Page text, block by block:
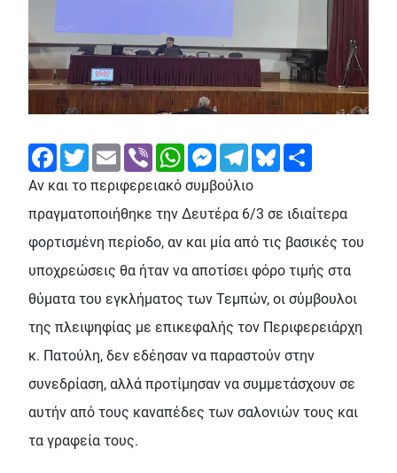
FacebookTwitterEmail Viber WhatsAppMessengerTelegramBluesky
Αν και το περιφερειακό συμβούλιο
πραγματοποιήθηκε την Δευτέρα 6/3 σε ιδιαίτερα
φορτισμένη περίοδο, αν και μία από τις βασικές του
υποχρεώσεις θα ήταν να αποτίσει φόρο τιμής στα
θύματα του εγκλήματος των Τεμπών, οι σύμβουλοι
της πλειψηφίας με επικεφαλής τον Περιφερειάρχη
κ. Πατούλη, δεν εδέησαν να παραστούν στην
συνεδρίαση, αλλά προτίμησαν να συμμετάσχουν σε
αυτήν από τους καναπέδες των σαλονιών τους και
τα γραφεία τους.